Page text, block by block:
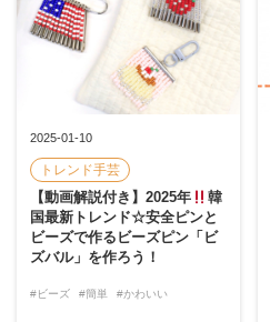
2025-01-10
トレンド手芸
【動画解説付き】2025年
韓
国最新トレンド☆安全ピンと
ビーズで作るビーズピン「ビ
ズバル」を作ろう！
#ビーズ #簡単 #かわいい